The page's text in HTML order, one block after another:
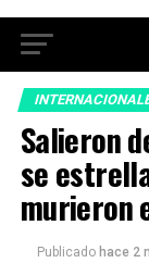
Salieron
se
murieron
Publicado hace 2